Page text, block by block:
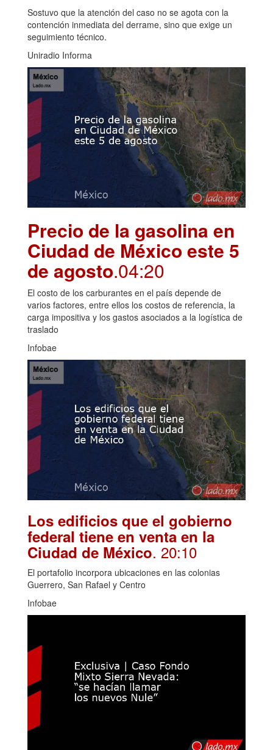
Sostuvo que la atención del caso no se agota con la
contención inmediata del derrame, sino que exige un
seguimiento técnico.
Uniradio Informa
Precio de la gasolina en
Ciudad de México este 5
de agosto.04:20
El costo de los carburantes en el país depende de
varios factores, entre ellos los costos de referencia, la
carga impositiva y los gastos asociados a la logística de
traslado
Infobae
Los edificios que el gobierno
federal tiene en venta en la
Ciudad de México. 20:10
El portafolio incorpora ubicaciones en las colonias
Guerrero, San Rafael y Centro
Infobae